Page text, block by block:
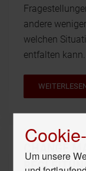
andere
welchen
entfalten kann.
CHANGE
Um unsere